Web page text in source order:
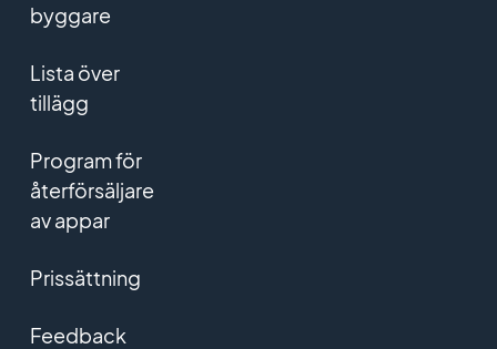
byggare
Lista över
tillägg
Program för
återförsäljare
av appar
Prissättning
Feedback